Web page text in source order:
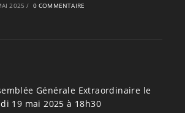
2025 / 0 COMMENTAIRE
Générale Extraordinaire le
19 mai 2025 à 18h30